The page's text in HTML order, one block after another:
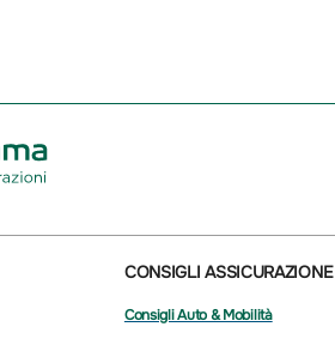
CONSIGLI ASSICURAZIONE
Consigli Auto & Mobilità